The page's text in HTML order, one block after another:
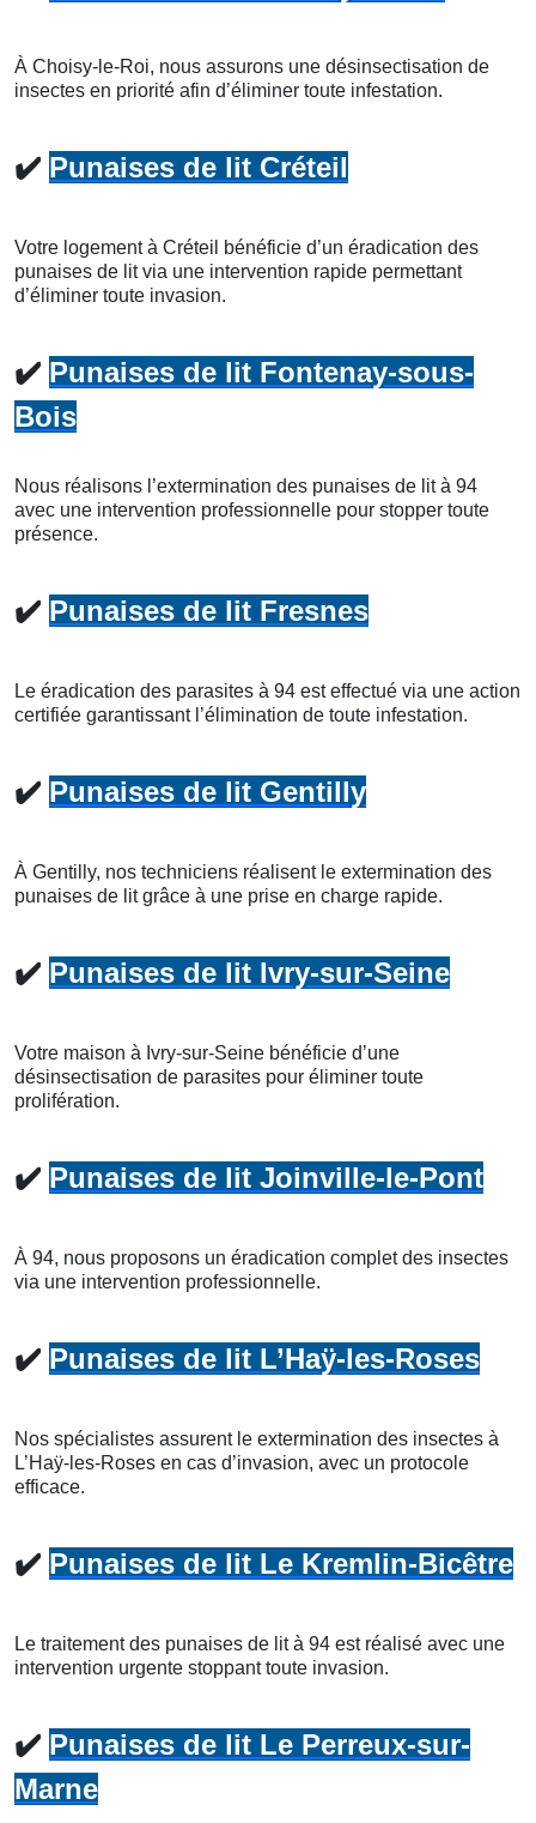
À Choisy-le-Roi, nous assurons une désinsectisation de
insectes en priorité afin d’éliminer toute infestation.
✔️ Punaises de lit Créteil
Votre logement à Créteil bénéficie d’un éradication des
punaises de lit via une intervention rapide permettant
d’éliminer toute invasion.
✔️ Punaises de lit Fontenay-sous-
Bois
Nous réalisons l’extermination des punaises de lit à 94
avec une intervention professionnelle pour stopper toute
présence.
✔️ Punaises de lit Fresnes
Le éradication des parasites à 94 est effectué via une action
certifiée garantissant l’élimination de toute infestation.
✔️ Punaises de lit Gentilly
À Gentilly, nos techniciens réalisent le extermination des
punaises de lit grâce à une prise en charge rapide.
✔️ Punaises de lit Ivry-sur-Seine
Votre maison à Ivry-sur-Seine bénéficie d’une
désinsectisation de parasites pour éliminer toute
prolifération.
✔️ Punaises de lit Joinville-le-Pont
À 94, nous proposons un éradication complet des insectes
via une intervention professionnelle.
✔️ Punaises de lit L’Haÿ-les-Roses
Nos spécialistes assurent le extermination des insectes à
L’Haÿ-les-Roses en cas d’invasion, avec un protocole
efficace.
✔️ Punaises de lit Le Kremlin-Bicêtre
Le traitement des punaises de lit à 94 est réalisé avec une
intervention urgente stoppant toute invasion.
✔️ Punaises de lit Le Perreux-sur-
Marne